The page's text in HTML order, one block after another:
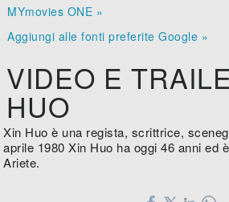
MYmovies ONE »
Aggiungi alle fonti preferite Google »
VIDEO E
HUO
Xin Huo è una regista, scrittrice,
aprile 1980 Xin Huo ha oggi 46 anni ed
Ariete.